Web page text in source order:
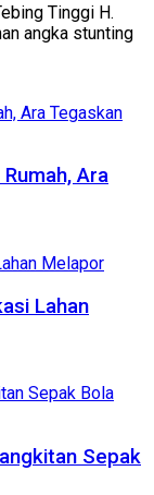
Tinggi H.
angka stunting
Ara
Lahan
Sepak